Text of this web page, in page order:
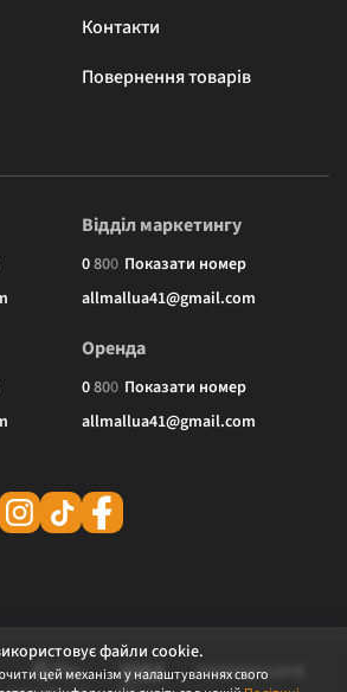
файли cookie.
цей механізм у налаштуваннях свого
Контакти
Повернення товарів
Відділ маркетингу
0800 Показати номер
allmallua41@gmail.com
Оренда
0800 Показати номер
allmallua41@gmail.com